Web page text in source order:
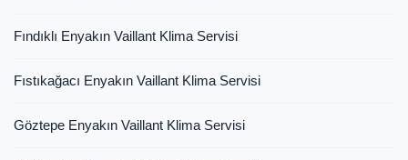
Fındıklı Enyakın Vaillant Klima Servisi
Fıstıkağacı Enyakın Vaillant Klima Servisi
Göztepe Enyakın Vaillant Klima Servisi